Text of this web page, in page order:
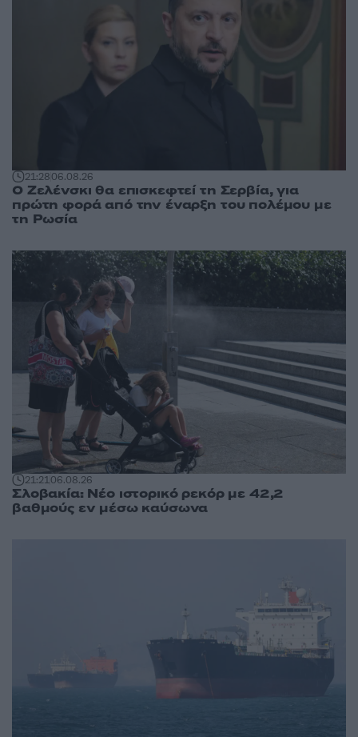
21:2806.08.26
Ο Ζελένσκι θα επισκεφτεί τη Σερβία, για
πρώτη φορά από την έναρξη του πολέμου με
τη Ρωσία
21:2106.08.26
Σλοβακία: Νέο ιστορικό ρεκόρ με 42,2
βαθμούς εν μέσω καύσωνα